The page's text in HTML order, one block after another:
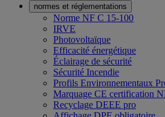
normes et réglementations
Norme NF C 15-100
IRVE
Photovoltaïque
Efficacité énergétique
Éclairage de sécurité
Sécurité Incendie
Profils Environnementaux
Marquage CE certification
Recyclage DEEE pro